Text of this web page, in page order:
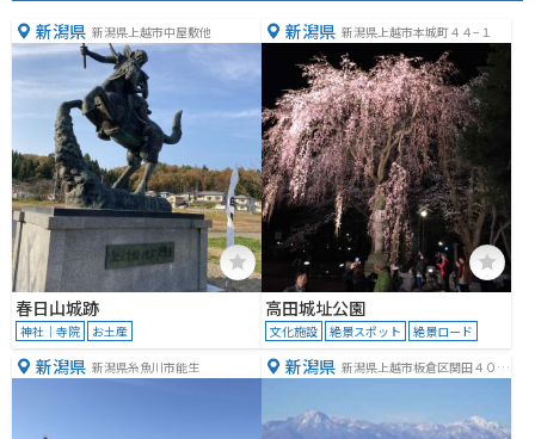
新潟県 新潟県上越市中屋敷他
春日山城跡
神社｜寺院 お土産
新潟県 新潟県上越市本城町４４−１
高田城址公園
文化施設 絶景スポット 絶景ロード
新潟県 新潟県糸魚川市能生 新潟県 新潟県上越市板倉区関田４０４